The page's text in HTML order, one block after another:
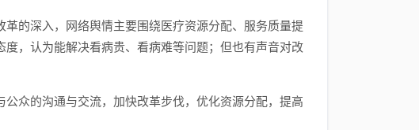
的深入，网络舆情主要围绕医疗资源分配、服务质量提
，认为能解决看病贵、看病难等问题；但也有声音对改
众的沟通与交流，加快改革步伐，优化资源分配，提高